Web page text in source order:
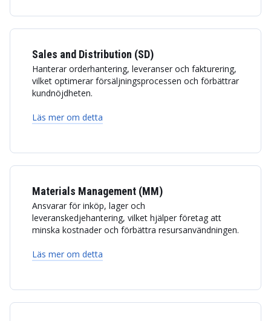
Sales and Distribution (SD)
Hanterar orderhantering, leveranser och fakturering,
vilket optimerar försäljningsprocessen och förbättrar
kundnöjdheten.
Läs mer om detta
Materials Management (MM)
Ansvarar för inköp, lager och
leveranskedjehantering, vilket hjälper företag att
minska kostnader och förbättra resursanvändningen.
Läs mer om detta